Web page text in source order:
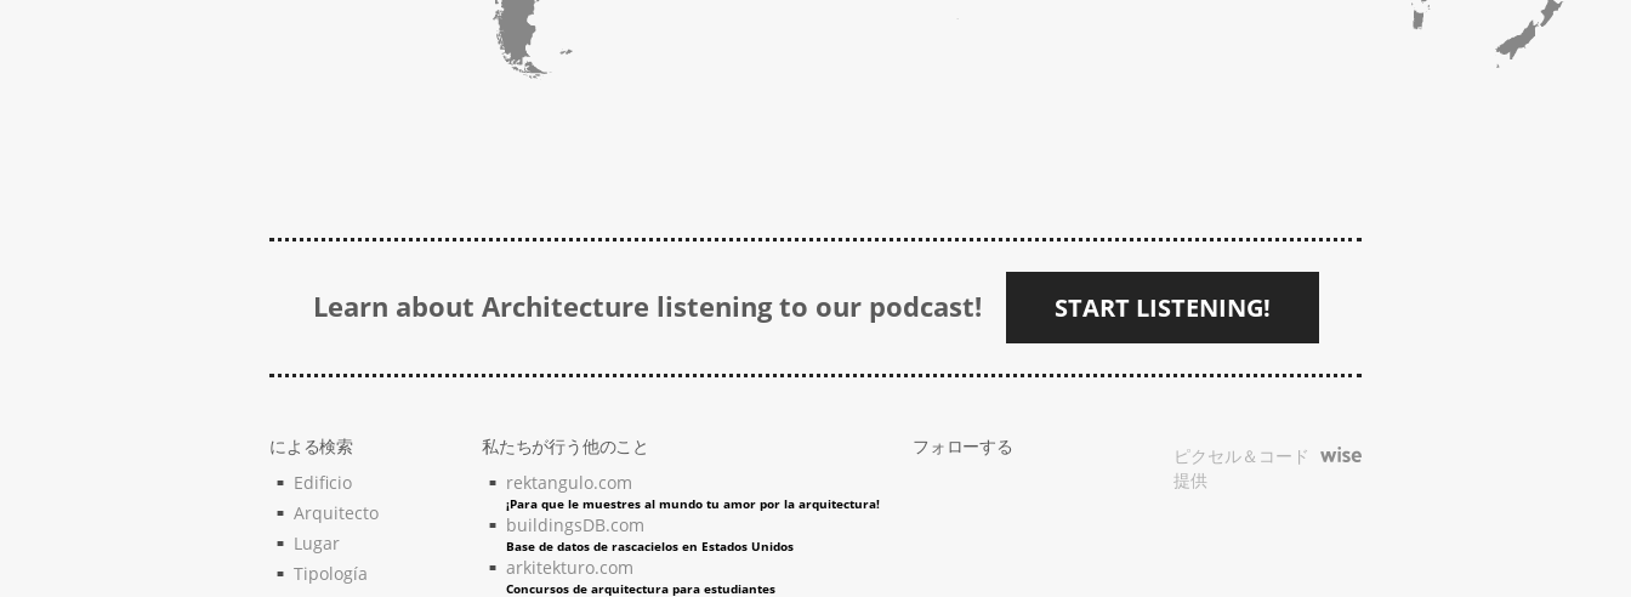
Learn about Architecture listening to our podcast! START LISTENING!
による検索
Edificio
Arquitecto
Lugar
Tipología
私たちが行う他のこと
rektangulo.com
¡Para que le muestres al mundo tu amor por la arquitectura!
buildingsDB.com
Base de datos de rascacielos en Estados Unidos
arkitekturo.com
Concursos de arquitectura para estudiantes
フォローする
ピクセル＆コード
提供